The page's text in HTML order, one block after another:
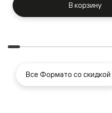
В корзину
Все Формато со скидкой